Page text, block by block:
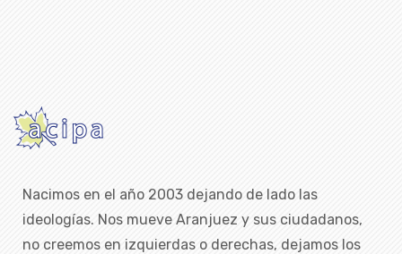
Nacimos en el año 2003 dejando de lado las
ideologías. Nos mueve Aranjuez y sus ciudadanos,
no creemos en izquierdas o derechas, dejamos los